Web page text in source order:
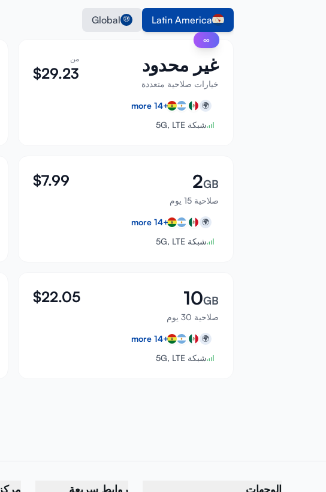
Latin America
Global
∞
غير محدود
خيارات صلاحية متعددة
من
$29.23
🌍
+
14
شبكة 5G, LTE
2GB
صلاحية 15 يوم
$7.99
🌍
+
14
شبكة 5G, LTE
10GB
صلاحية 30 يوم
$22.05
🌍
+
14
شبكة 5G, LTE
الوجهات روابط سريعة